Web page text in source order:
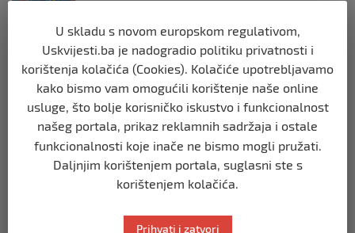
manipulacija ne
prije 2 mjeseca
BIH
Postoje razne špekulacije oko ukidanja
OHR-a – šta vi mislite?
prije 3 mjeseca
najveće šanse za povratak u
U skladu s novom europskom regulativom,
Uskvijesti.ba je nadogradio politiku privatnosti i
korištenja kolačića (Cookies). Kolačiće upotrebljavamo
kako bismo vam omogućili korištenje naše online
usluge, što bolje korisničko iskustvo i funkcionalnost
našeg portala, prikaz reklamnih sadržaja i ostale
funkcionalnosti koje inače ne bismo mogli pružati.
Daljnjim korištenjem portala, suglasni ste s
korištenjem kolačića.
Prihvati i zatvori